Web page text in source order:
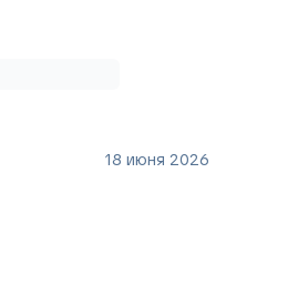
18 июня 2026